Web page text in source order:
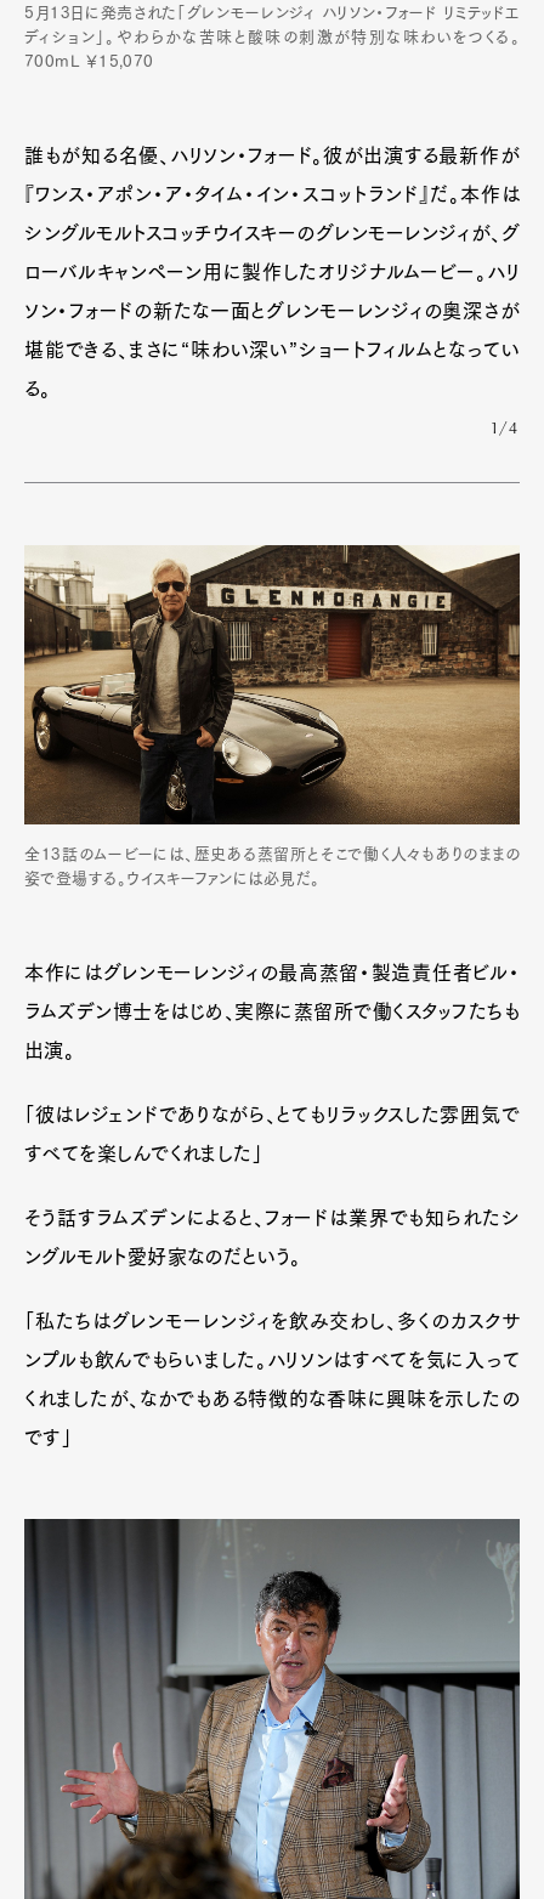
5月13日に発売された「グレンモーレンジィ ハリソン・フォード リミテッドエ
ディション」。やわらかな苦味と酸味の刺激が特別な味わいをつくる。
700mL ￥15,070
誰もが知る名優、ハリソン・フォード。彼が出演する最新作が
『ワンス・アポン・ア・タイム・イン・スコットランド』だ。本作は
シングルモルトスコッチウイスキーのグレンモーレンジィが、グ
ローバルキャンペーン用に製作したオリジナルムービー。ハリ
ソン・フォードの新たな一面とグレンモーレンジィの奥深さが
堪能できる、まさに“味わい深い”ショートフィルムとなってい
る。
1/4
全13話のムービーには、歴史ある蒸留所とそこで働く人々もありのままの
姿で登場する。ウイスキーファンには必見だ。
本作にはグレンモーレンジィの最高蒸留・製造責任者ビル・
ラムズデン博士をはじめ、実際に蒸留所で働くスタッフたちも
出演。
「彼はレジェンドでありながら、とてもリラックスした雰囲気で
すべてを楽しんでくれました」
そう話すラムズデンによると、フォードは業界でも知られたシ
ングルモルト愛好家なのだという。
「私たちはグレンモーレンジィを飲み交わし、多くのカスクサ
ンプルも飲んでもらいました。ハリソンはすべてを気に入って
くれましたが、なかでもある特徴的な香味に興味を示したの
です」